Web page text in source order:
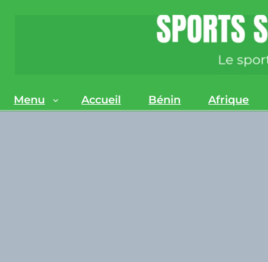
Menu Accueil Bénin Afrique